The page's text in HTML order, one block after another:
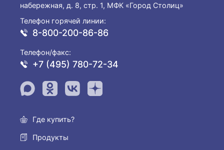
набережная, д. 8, стр. 1, МФК «Город Столиц»
Телефон горячей линии:
8-800-200-86-86
Телефон/факс:
+7 (495) 780-72-34
Где купить?
Продукты